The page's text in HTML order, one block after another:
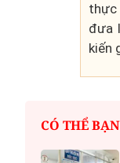
thực
đưa
kiến
CÓ THỂ